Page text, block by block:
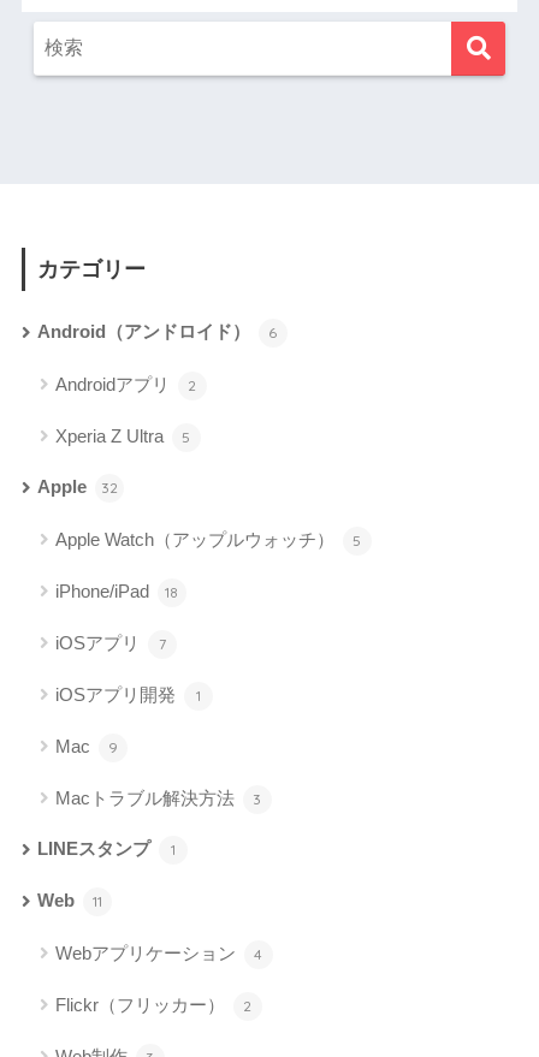
カテゴリー
Android（アンドロイド） 6
Androidアプリ 2
Xperia Z Ultra 5
Apple 32
Apple Watch（アップルウォッチ） 5
iPhone/iPad 18
iOSアプリ 7
iOSアプリ開発 1
Mac 9
Macトラブル解決方法 3
LINEスタンプ 1
Web 11
Webアプリケーション 4
Flickr（フリッカー） 2